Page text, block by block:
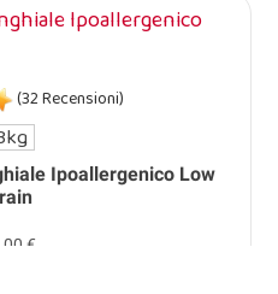
Ipoallergenico Low
(32 Recensioni)
€